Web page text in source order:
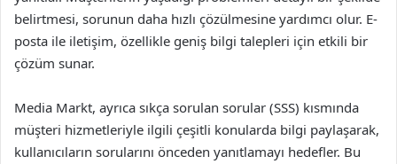
belirtmesi, sorunun daha hızlı çözülmesine yardımcı olur. E-
posta ile iletişim, özellikle geniş bilgi talepleri için etkili bir
çözüm sunar.
Media Markt, ayrıca sıkça sorulan sorular (SSS) kısmında
müşteri hizmetleriyle ilgili çeşitli konularda bilgi paylaşarak,
kullanıcıların sorularını önceden yanıtlamayı hedefler. Bu